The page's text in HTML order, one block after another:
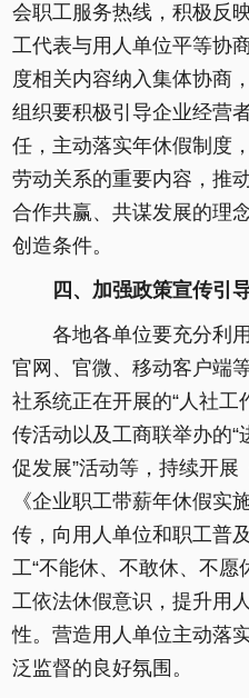
会职工服务热线，积极反
工代表与用人单位平等协
度相关内容纳入集体协商
组织要积极引导企业经营
任，主动落实年休假制度
劳动关系的重要内容，推
合作共赢、共谋发展的理
创造条件。
四、加强政策宣传引
各地各单位要充分利用
官网、官微、移动客户端
社系统正在开展的“人社工
传活动以及工商联举办的“
促发展”活动等，持续开展
《企业职工带薪年休假实
传，向用人单位和职工普
工“不能休、不敢休、不愿
工依法休假意识，提升用
性。营造用人单位主动落
泛监督的良好氛围。